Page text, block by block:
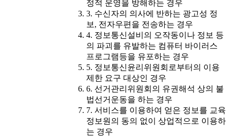
정적 운영을 방해하는 경우
3. 수신자의 의사에 반하는 광고성 정
보, 전자우편을 전송하는 경우
4. 정보통신설비의 오작동이나 정보 등
의 파괴를 유발하는 컴퓨터 바이러스
프로그램등을 유포하는 경우
5. 정보통신윤리위원회로부터의 이용
제한 요구 대상인 경우
6. 선거관리위원회의 유권해석 상의 불
법선거운동을 하는 경우
7. 서비스를 이용하여 얻은 정보를 교육
정보원의 동의 없이 상업적으로 이용하
는 경우